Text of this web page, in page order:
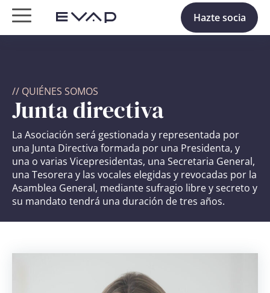
Hazte socia
// QUIÉNES SOMOS
Junta directiva
La Asociación será gestionada y representada por
una Junta Directiva formada por una Presidenta, y
una o varias Vicepresidentas, una Secretaria General,
una Tesorera y las vocales elegidas y revocadas por la
Asamblea General, mediante sufragio libre y secreto y
su mandato tendrá una duración de tres años.